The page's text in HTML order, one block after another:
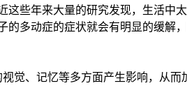
这些年来大量的研究发现，生活中
多动症的症状就会有明显的缓解
、记忆等多方面产生影响，从而